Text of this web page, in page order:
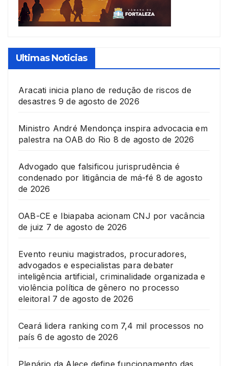
Ultimas Noticias
Aracati inicia plano de redução de riscos de
desastres 9 de agosto de 2026
Ministro André Mendonça inspira advocacia em
palestra na OAB do Rio 8 de agosto de 2026
Advogado que falsificou jurisprudência é
condenado por litigância de má-fé 8 de agosto
de 2026
OAB-CE e Ibiapaba acionam CNJ por vacância
de juiz 7 de agosto de 2026
Evento reuniu magistrados, procuradores,
advogados e especialistas para debater
inteligência artificial, criminalidade organizada e
violência política de gênero no processo
eleitoral 7 de agosto de 2026
Ceará lidera ranking com 7,4 mil processos no
país 6 de agosto de 2026